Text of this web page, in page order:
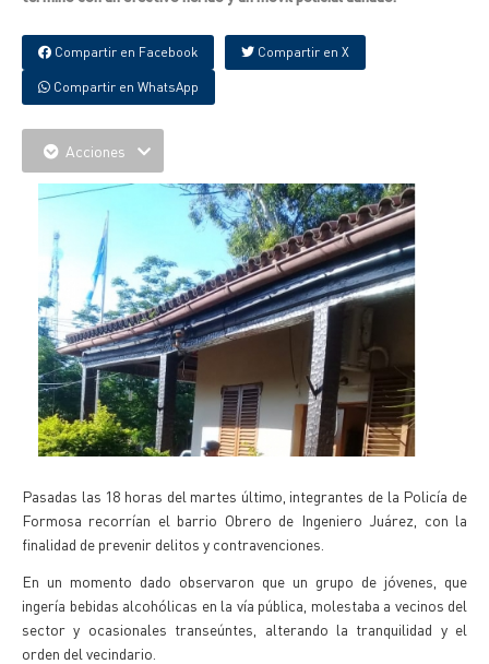
Compartir en Facebook Compartir en X
Compartir en WhatsApp
Acciones
Pasadas las 18 horas del martes último, integrantes de la Policía de
Formosa recorrían el barrio Obrero de Ingeniero Juárez, con la
finalidad de prevenir delitos y contravenciones.
En un momento dado observaron que un grupo de jóvenes, que
ingería bebidas alcohólicas en la vía pública, molestaba a vecinos del
sector y ocasionales transeúntes, alterando la tranquilidad y el
orden del vecindario.